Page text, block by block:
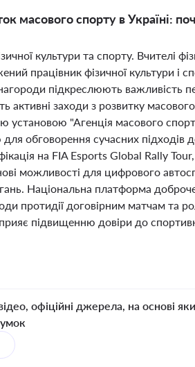
масового спорту в Україні:
культури та спорту. Вчителі
працівник фізичної культури і
підкреслюють важливість
активні заходи з розвитку
установою "Агенція масового
для обговорення сучасних підходів
на FIA Esports Global Rally
можливості для цифрового
Національна платформа
протидії договірним матчам та
підвищенню довіри до
офіційні джерела, на основі